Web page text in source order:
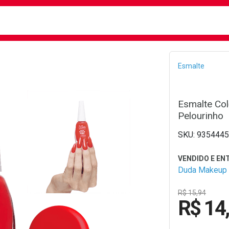
Esmalte
Esmalte
Pelourinho
Duda Makeup
R$ 15,94
R$